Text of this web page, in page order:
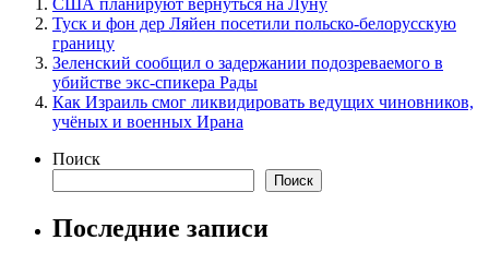
США планируют вернуться на Луну
Туск и фон дер Ляйен посетили польско-белорусскую
границу
Зеленский сообщил о задержании подозреваемого в
убийстве экс-спикера Рады
Как Израиль смог ликвидировать ведущих чиновников,
учёных и военных Ирана
Поиск
Поиск
Последние записи